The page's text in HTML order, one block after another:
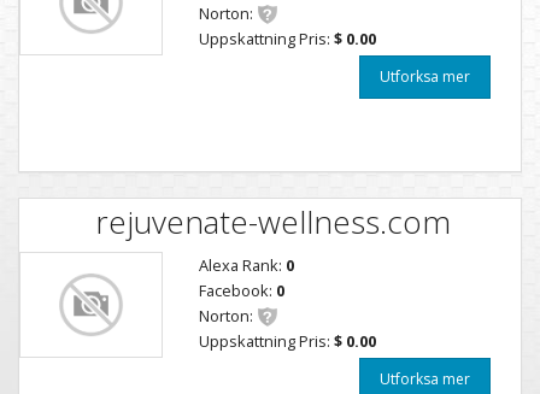
Norton:
Uppskattning Pris: $ 0.00
Utforksa mer
rejuvenate-wellness.com
Alexa Rank: 0
Facebook: 0
Norton:
Uppskattning Pris: $ 0.00
Utforksa mer